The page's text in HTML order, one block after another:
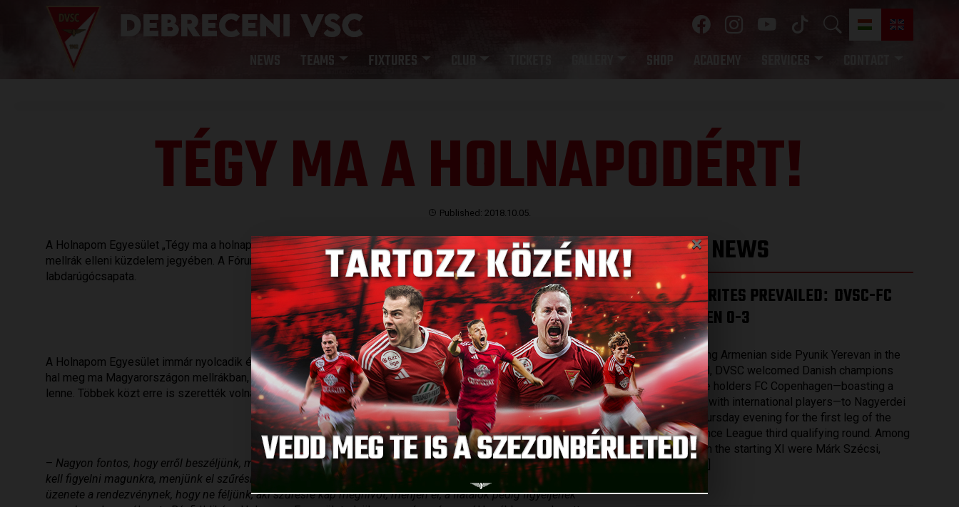
NEWS TEAMS FIXTURES SHOP ACADEMY SERVICES
TÉGY MA A HOLNAPODÉRT!
Published: 2018.10.05.
A Holnapom Egyesület „Tégy ma a holnapodért!”rendezvényének részeként idén is egészségnapot tartott a
mellrák elleni küzdelem jegyében. A Fórumban rendezett eseményen ezúttal is részt vett a DVSC
labdarúgócsapata.
A Holnapom Egyesület immár nyolcadik éve rendez figyelemfelhívó egészségnapot Debrecenben. Naponta hat nő
hal meg ma Magyarországon mellrákban, pedig a betegség havonta egy tízperces önvizsgálattal megelőzhető
lenne. Többek közt erre is szerették volna felhívni a figyelmet a mai akcióval.
– Nagyon fontos, hogy erről beszéljünk, mert az emlőráknak nincs tünete, nem tudjuk észrevenni véletlenül, ezért
kell figyelni magunkra, menjünk el szűrésre, mert az idejében felfedezett mellrák ma teljesen jól gyógyítható. Ez az
üzenete a rendezvénynek, hogy ne féljünk; aki szűrésre kap meghívót, menjen el, a fiatalok pedig figyeljenek
LATEST NEWS
THE FAVOURITES PREVAILED: DVSC-FC
COPENHAGEN 0-3
2026.08.07.
After eliminating Armenian side Pyunik Yerevan in the
previous round, DVSC welcomed Danish champions
and record title holders FC Copenhagen—boasting a
squad packed with international players—to Nagyerdei
Stadium on Thursday evening for the first leg of the
UEFA Conference League third qualifying round. Among
those named in the starting XI were Márk Szécsi,
Bence Batik […]
×